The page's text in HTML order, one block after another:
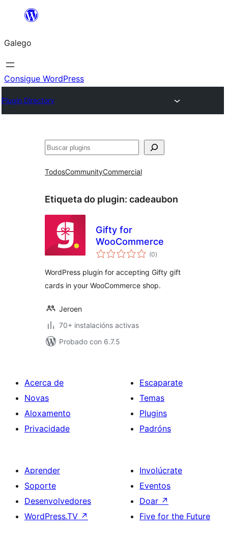
Saltar
contido
Galego
Consigue WordPress
Plugin Directory
Buscar
TodosCommunityCommercial
Etiqueta do plugin: cadeaubon
Gifty for
WooCommerce
(0valoracións
totais
)
WordPress plugin for accepting Gifty gift
cards in your WooCommerce shop.
Jeroen
70+ instalacións activas
Probado con 6.7.5
Acerca de
Novas
Aloxamento
Privacidade
Escaparate
Temas
Plugins
Padróns
Aprender
Soporte
Desenvolvedores
WordPress.TV ↗
Involúcrate
Eventos
Doar ↗
Five for the Future